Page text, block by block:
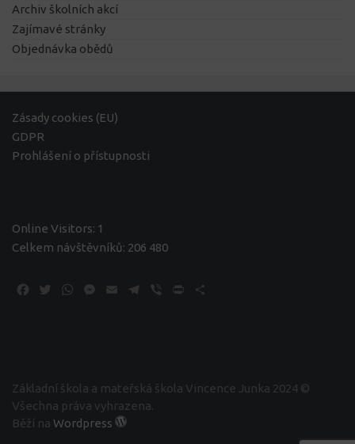
Archiv školních akcí
Zajímavé stránky
Objednávka obědů
Zásady cookies (EU)
GDPR
Prohlášení o přístupnosti
Online Visitors: 1
Celkem návštěvníků: 206 480
Facebook
TwitterWhatsApp
Messenger
Email Telegram
Viber Print
Základní škola a mateřská škola Vincence Junka 2024 ©
Všechna práva vyhrazena.
Běží na Wordpress